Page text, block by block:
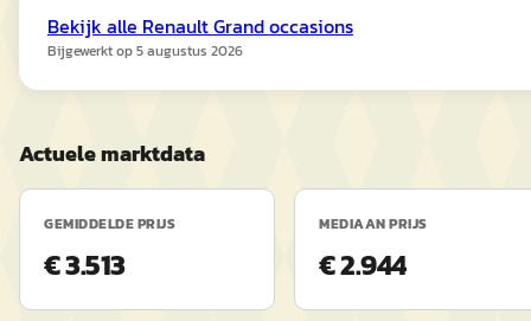
Bekijk alle RenaultGrandoccasions
Bijgewerkt op5 augustus 2026
Actuele marktdata
GEMIDDELDE PRIJS
€ 3.513
MEDIAAN PRIJS
€ 2.944